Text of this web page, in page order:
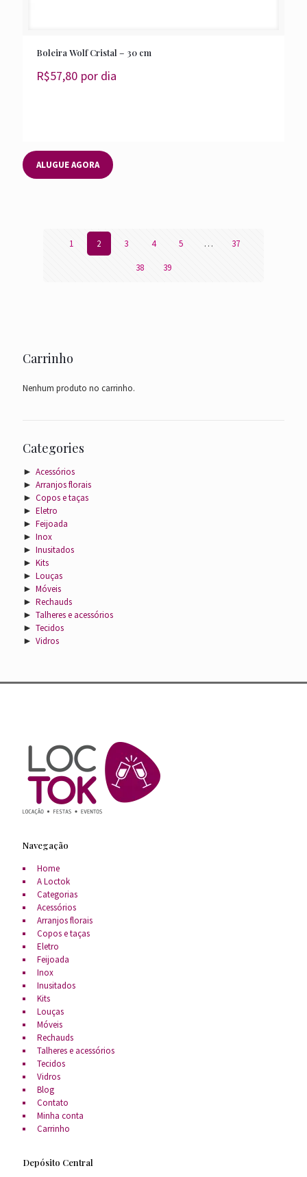
Boleira Wolf Cristal – 30 cm
R$57,80 por dia
ALUGUE AGORA
1 2 3 4 5 … 37
38 39
Carrinho
Nenhum produto no carrinho.
Categories
► Acessórios
► Arranjos florais
► Copos e taças
► Eletro
► Feijoada
► Inox
► Inusitados
► Kits
► Louças
► Móveis
► Rechauds
► Talheres e acessórios
► Tecidos
► Vidros
Navegação
Home
A Loctok
Categorias
Acessórios
Arranjos florais
Copos e taças
Eletro
Feijoada
Inox
Inusitados
Kits
Louças
Móveis
Rechauds
Talheres e acessórios
Tecidos
Vidros
Blog
Contato
Minha conta
Carrinho
Depósito Central